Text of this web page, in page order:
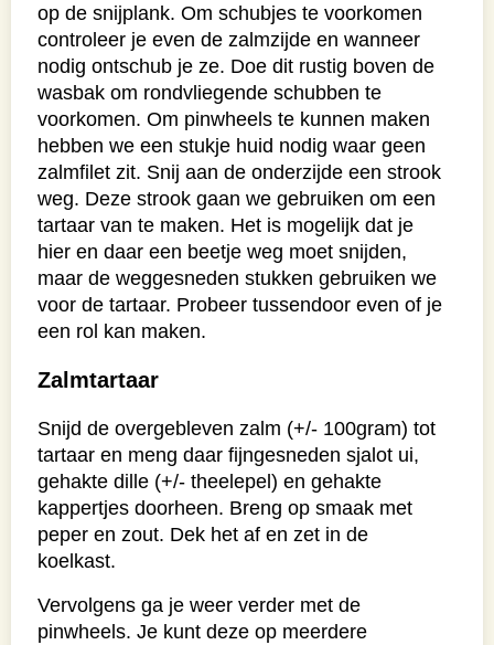
op de snijplank. Om schubjes te voorkomen
controleer je even de zalmzijde en wanneer
nodig ontschub je ze. Doe dit rustig boven de
wasbak om rondvliegende schubben te
voorkomen. Om pinwheels te kunnen maken
hebben we een stukje huid nodig waar geen
zalmfilet zit. Snij aan de onderzijde een strook
weg. Deze strook gaan we gebruiken om een
tartaar van te maken. Het is mogelijk dat je
hier en daar een beetje weg moet snijden,
maar de weggesneden stukken gebruiken we
voor de tartaar. Probeer tussendoor even of je
een rol kan maken.
Zalmtartaar
Snijd de overgebleven zalm (+/- 100gram) tot
tartaar en meng daar fijngesneden sjalot ui,
gehakte dille (+/- theelepel) en gehakte
kappertjes doorheen. Breng op smaak met
peper en zout. Dek het af en zet in de
koelkast.
Vervolgens ga je weer verder met de
pinwheels. Je kunt deze op meerdere